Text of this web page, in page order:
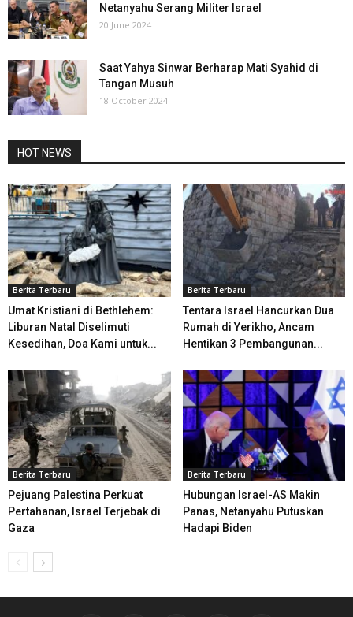
Netanyahu Serang Militer Israel
20 June 2024
Saat Yahya Sinwar Berharap Mati Syahid di
Tangan Musuh
18 October 2024
HOT NEWS
Berita Terbaru
Umat Kristiani di Bethlehem:
Liburan Natal Diselimuti
Kesedihan, Doa Kami untuk...
Berita Terbaru
Tentara Israel Hancurkan Dua
Rumah di Yerikho, Ancam
Hentikan 3 Pembangunan...
Berita Terbaru
Pejuang Palestina Perkuat
Pertahanan, Israel Terjebak di
Gaza
Berita Terbaru
Hubungan Israel-AS Makin
Panas, Netanyahu Putuskan
Hadapi Biden